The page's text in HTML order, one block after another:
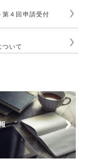
４回申請受付
ついて